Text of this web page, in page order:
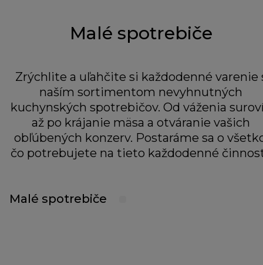
Malé spotrebiče
Zrýchlite a uľahčite si každodenné varenie
naším sortimentom nevyhnutných
kuchynských spotrebičov. Od váženia
až po krájanie mäsa a otváranie vašich
obľúbených konzerv. Postaráme sa o
čo potrebujete na tieto každodenné
Malé spotrebiče